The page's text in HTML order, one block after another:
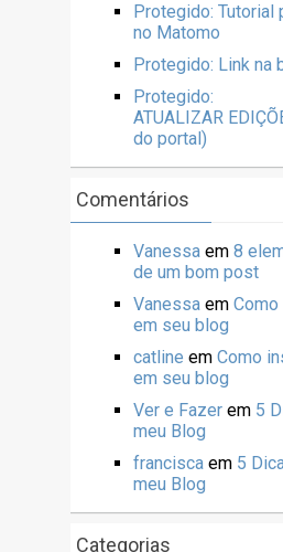
Protegido: Tutorial
no Matomo
Protegido: Link na
Protegido:
ATUALIZAR
do portal)
Comentários
Vanessaem 8
de um bom post
Vanessaem
em seu blog
catline em Como
em seu blog
Ver e Fazerem 5
meu Blog
franciscaem 5
meu Blog
Categorias